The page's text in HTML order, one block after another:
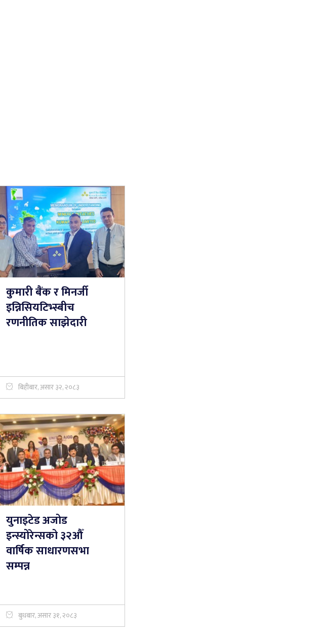
कुमारी बैंक र मिनर्जी
इन्निसियटिभ्स्बीच
रणनीतिक साझेदारी
बिहीबार, असार ३२, २०८३
युनाइटेड अजोड
इन्स्योरेन्सको ३२औँ
वार्षिक साधारणसभा
सम्पन्न
बुधबार, असार ३१, २०८३